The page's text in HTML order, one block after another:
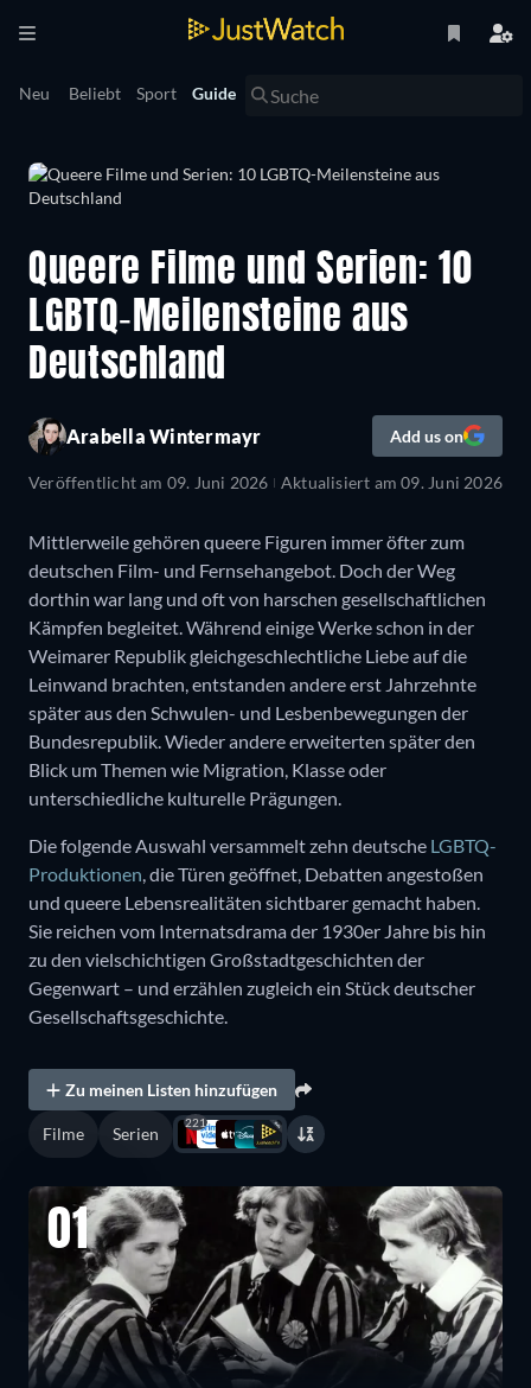
Neu Beliebt Sport Guide
Queere Filme und Serien: 10
LGBTQ-Meilensteine aus
Deutschland
Arabella Wintermayr Add us on
Veröffentlicht am 09. Juni 2026 Aktualisiert am09. Juni 2026
Mittlerweile gehören queere Figuren immer öfter zum
deutschen Film- und Fernsehangebot. Doch der Weg
dorthin war lang und oft von harschen gesellschaftlichen
Kämpfen begleitet. Während einige Werke schon in der
Weimarer Republik gleichgeschlechtliche Liebe auf die
Leinwand brachten, entstanden andere erst Jahrzehnte
später aus den Schwulen- und Lesbenbewegungen der
Bundesrepublik. Wieder andere erweiterten später den
Blick um Themen wie Migration, Klasse oder
unterschiedliche kulturelle Prägungen.
Die folgende Auswahl versammelt zehn deutsche LGBTQ-
Produktionen, die Türen geöffnet, Debatten angestoßen
und queere Lebensrealitäten sichtbarer gemacht haben.
Sie reichen vom Internatsdrama der 1930er Jahre bis hin
zu den vielschichtigen Großstadtgeschichten der
Gegenwart – und erzählen zugleich ein Stück deutscher
Gesellschaftsgeschichte.
Zu meinen Listen hinzufügen
Filme Serien
221
01